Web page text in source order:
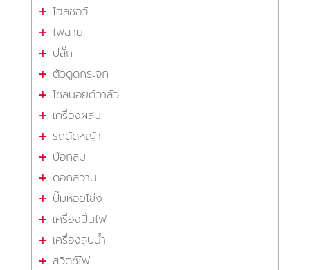
โฮลซอว์
ไฟฉาย
ปลั๊ก
ตัวดูดกระจก
โซลินอยด์วาล์ว
เครื่องผสม
รถตัดหญ้า
บ๊อกลม
ดอกสว่าน
ปั๊มหอยโข่ง
เครื่องปั่นไฟ
เครื่องสูบน้ำ
สวิตซ์ไฟ